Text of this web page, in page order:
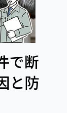
で断
と防